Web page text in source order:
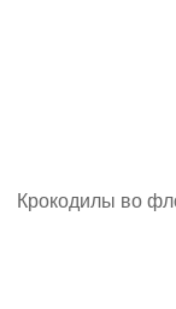
Крокодилы во